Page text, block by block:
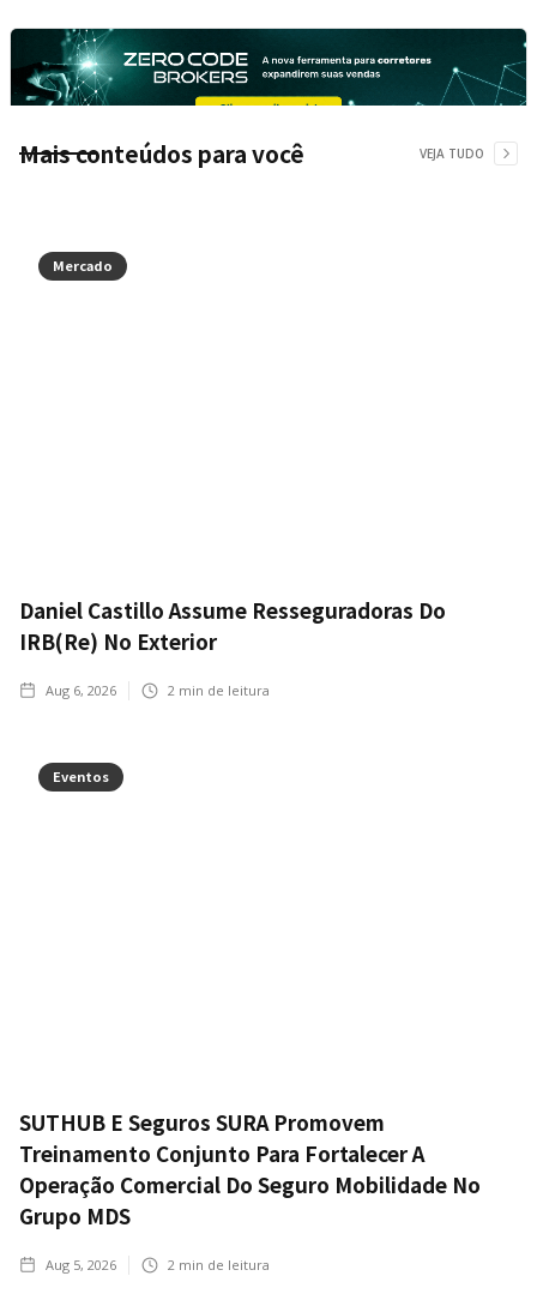
Mais conteúdos para você VEJA TUDO
Mercado
Daniel Castillo Assume Resseguradoras Do
IRB(Re) No Exterior
Aug 6, 2026 2 min de leitura
Eventos
SUTHUB E Seguros SURA Promovem
Treinamento Conjunto Para Fortalecer A
Operação Comercial Do Seguro Mobilidade No
Grupo MDS
Aug 5, 2026 2 min de leitura